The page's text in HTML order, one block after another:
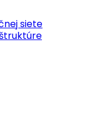
siete